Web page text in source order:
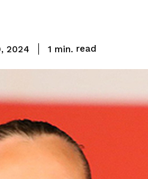
2024 1 min. read